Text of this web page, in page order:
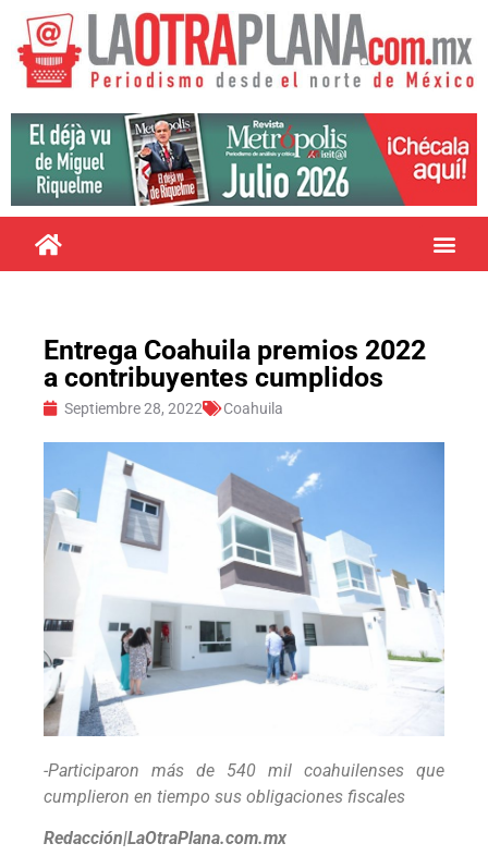
Entrega Coahuila premios 2022
a contribuyentes cumplidos
Septiembre 28, 2022 Coahuila
-Participaron más de 540 mil coahuilenses que
cumplieron en tiempo sus obligaciones fiscales
Redacción|LaOtraPlana.com.mx